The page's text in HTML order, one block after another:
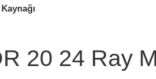
20 24 Ray